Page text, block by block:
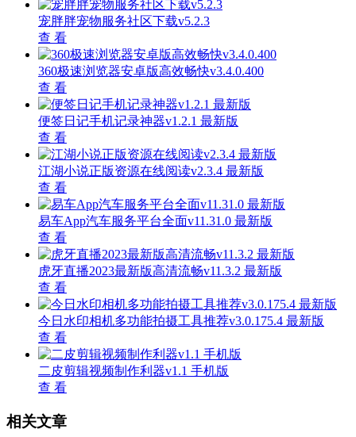
宠胖胖宠物服务社区下载v5.2.3
查 看
360极速浏览器安卓版高效畅快v3.4.0.400
查 看
便签日记手机记录神器v1.2.1 最新版
查 看
江湖小说正版资源在线阅读v2.3.4 最新版
查 看
易车App汽车服务平台全面v11.31.0 最新版
查 看
虎牙直播2023最新版高清流畅v11.3.2 最新版
查 看
今日水印相机多功能拍摄工具推荐v3.0.175.4 最新版
查 看
二皮剪辑视频制作利器v1.1 手机版
查 看
相关文章